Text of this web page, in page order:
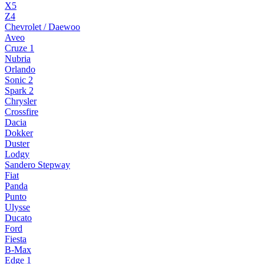
X5
Z4
Chevrolet / Daewoo
Aveo
Cruze 1
Nubria
Orlando
Sonic 2
Spark 2
Chrysler
Crossfire
Dacia
Dokker
Duster
Lodgy
Sandero Stepway
Fiat
Panda
Punto
Ulysse
Ducato
Ford
Fiesta
B-Max
Edge 1